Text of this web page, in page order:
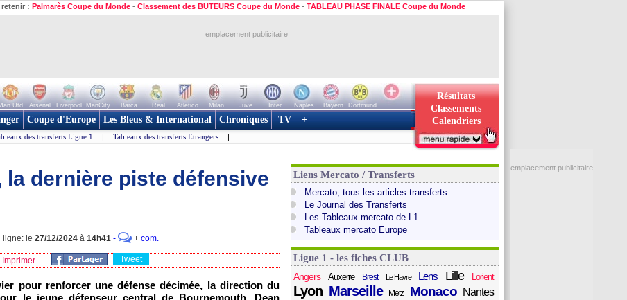
retenir : Palmarès Coupe du Monde - Classement des BUTEURS Coupe du Monde - TABLEAU PHASE FINALE Coupe du Monde
emplacement publicitaire
Utd Arsenal Liverpool ManCity Barca Real Atletico Milan Juve Inter Naples Bayern
Dortmund
Résultats
Classements
Calendriers
Coupe d'Europe Les Bleus & International Chroniques TV +
des transferts Ligue 1 | Tableaux des transferts Etrangers |
la dernière piste défensive
ligne: le 27/12/2024 à 14h41 - + com.
Imprimer Tweet
pour renforcer une défense décimée, la direction du
le jeune défenseur central de Bournemouth, Dean
Liens Mercato / Transferts
Mercato, tous les articles transferts
Le Journal des Transferts
Les Tableaux mercato de L1
Tableaux mercato Europe
Ligue 1 - les fiches CLUB
Angers
Auxerre Brest Le Havre Lens Lille Lorient
Lyon Marseille Metz Monaco Nantes
emplacement publicitaire